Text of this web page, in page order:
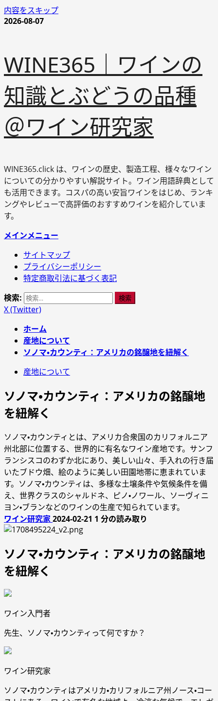
内容をスキップ
2026-08-07
WINE365｜ワインの
知識とぶどうの品種
＠ワイン研究家
WINE365.click は、ワインの歴史、製造工程、様々なワイン
についての分かりやすい解説サイト。ワイン用語辞典として
も活用できます。コスパの高い安旨ワインをはじめ、ランキ
ングやレビューで高評価のおすすめワインを紹介していま
す。
メインメニュー
サイトマップ
プライバシーポリシー
特定商取引法に基づく表記
検索:
X (Twitter)
ホーム
産地について
ソノマ・カウンティ：アメリカの銘醸地を紐解く
産地について
ソノマ・カウンティ：アメリカの銘醸地
を紐解く
ソノマ・カウンティとは、アメリカ合衆国のカリフォルニア
州北部に位置する、世界的に有名なワイン産地です。サンフ
ランシスコのわずか北にあり、美しい山々、手入れの行き届
いたブドウ畑、絵のように美しい田園地帯に恵まれていま
す。ソノマ・カウンティは、多様な土壌条件や気候条件を備
え、世界クラスのシャルドネ、ピノ・ノワール、ソーヴィニ
ヨン・ブランなどのワインの生産で知られています。
ワイン研究家2024-02-21 1 分の読み取り
ソノマ・カウンティ：アメリカの銘醸地
を紐解く
ワイン入門者
先生、ソノマ・カウンティって何ですか？
ワイン研究家
ソノマ・カウンティはアメリカ・カリフォルニア州ノース・コー